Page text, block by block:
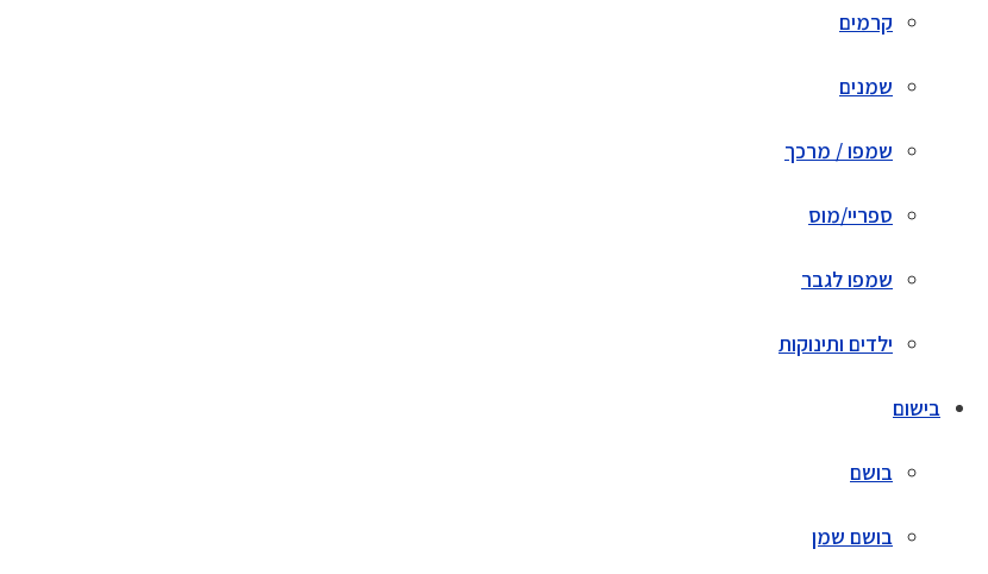
קרמים
שמנים
שמפו / מרכך
ספריי/מוס
שמפו לגבר
ילדים ותינוקות
בישום
בושם
בושם שמן